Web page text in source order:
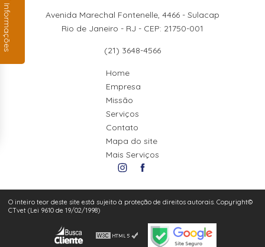
Avenida Marechal Fontenelle, 4466 - Sulacap
Rio de Janeiro - RJ - CEP: 21750-001
(21) 3648-4566
Home
Empresa
Missão
Serviços
Contato
Mapa do site
Mais Serviços
O inteiro teor deste site está sujeito à proteção de direitos autorais. Copyright©
CTvet (Lei 9610 de 19/02/1998)
Informações